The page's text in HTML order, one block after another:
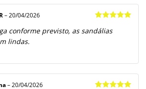
de 5
– 20/04/2026
conforme previsto, as sandálias
lindas.
– 20/04/2026